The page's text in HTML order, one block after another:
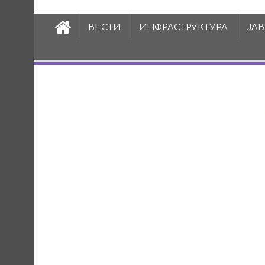
ВЕСТИ ИНФРАСТРУКТУРА